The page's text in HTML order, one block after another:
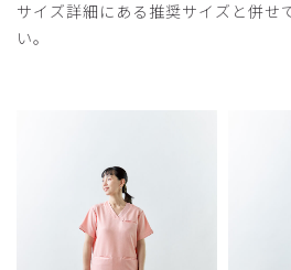
サイズ詳細にある推奨サイズと併せ
い。